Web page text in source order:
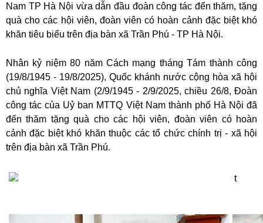
Nam TP Hà Nội vừa dẫn đầu đoàn công tác đến thăm, tặng
quà cho các hội viên, đoàn viên có hoàn cảnh đặc biệt khó
khăn tiêu biểu trên địa bàn xã Trần Phú - TP Hà Nội.
Nhân kỷ niệm 80 năm Cách mạng tháng Tám thành công
(19/8/1945 - 19/8/2025), Quốc khánh nước cộng hòa xã hội
chủ nghĩa Việt Nam (2/9/1945 - 2/9/2025, chiều 26/8, Đoàn
công tác của Uỷ ban MTTQ Việt Nam thành phố Hà Nội đã
đến thăm tặng quà cho các hội viên, đoàn viên có hoàn
cảnh đặc biệt khó khăn thuộc các tổ chức chính trị - xã hội
trên địa bàn xã Trần Phú.